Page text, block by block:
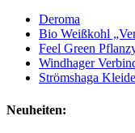
Deroma
Bio Weißkohl
Feel Green
Windhager
Strömshaga
Neuheiten: